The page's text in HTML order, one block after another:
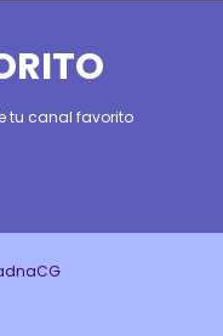
tu canal favorito